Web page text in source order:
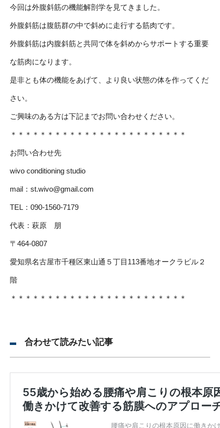
今回は外腹斜筋の機能解剖学を見てきました。
外腹斜筋は腹筋群の中で斜めに走行する筋肉です。
外腹斜筋は内腹斜筋と共同で体を斜めからサポートする重要
な筋肉になります。
是非とも体の機能をあげて、より良い状態の体を作ってくだ
さい。
ご興味のある方は下記までお問い合わせください。
＊＊＊＊＊＊＊＊＊＊＊＊＊＊＊＊＊＊＊＊＊＊＊＊
お問い合わせ先
wivo conditioning studio
mail： st.wivo@gmail.com
TEL：090-1560-7179
代表：萩原 朋
〒464-0807
愛知県名古屋市千種区東山通５丁目113番地オークラビル２
階
＊＊＊＊＊＊＊＊＊＊＊＊＊＊＊＊＊＊＊＊＊＊＊＊
合わせて読みたい記事